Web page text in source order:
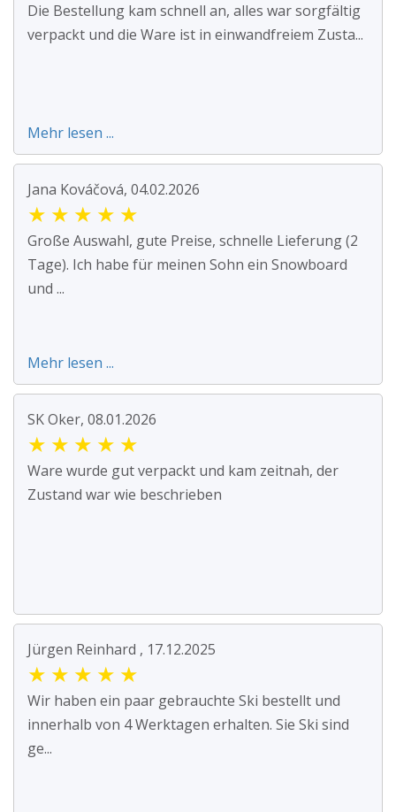
Die Bestellung kam schnell an, alles war sorgfältig
verpackt und die Ware ist in einwandfreiem Zusta...
Mehr lesen ...
Jana Kováčová, 04.02.2026
★ ★ ★ ★ ★
Große Auswahl, gute Preise, schnelle Lieferung (2
Tage). Ich habe für meinen Sohn ein Snowboard
und ...
Mehr lesen ...
SK Oker, 08.01.2026
★ ★ ★ ★ ★
Ware wurde gut verpackt und kam zeitnah, der
Zustand war wie beschrieben
Jürgen Reinhard , 17.12.2025
★ ★ ★ ★ ★
Wir haben ein paar gebrauchte Ski bestellt und
innerhalb von 4 Werktagen erhalten. Sie Ski sind
ge...